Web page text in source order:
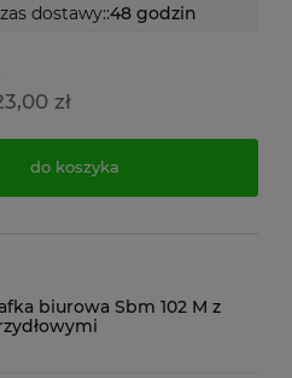
dostawy::48 godzin
zł
do koszyka
biurowa Sbm 102 M z